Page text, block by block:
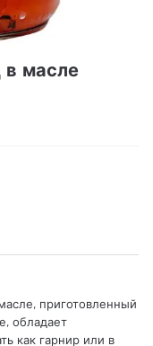
в масле
приготовленный
обладает
как гарнир или в